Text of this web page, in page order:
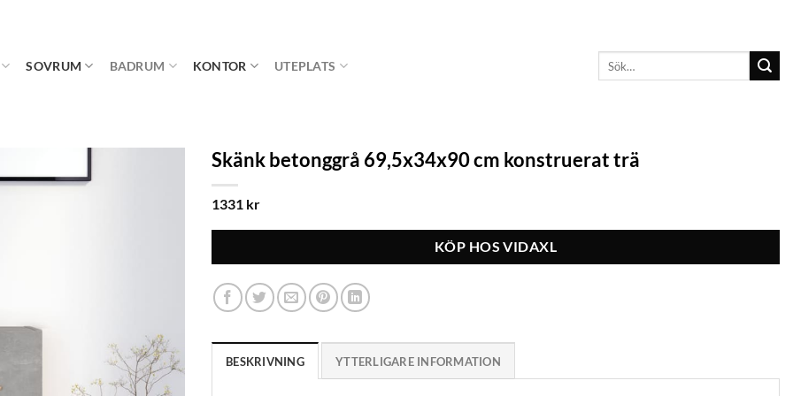
SOVRUM BADRUM KONTOR UTEPLATS
Skänk betonggrå 69,5x34x90 cm konstruerat trä
1331 kr
KÖP HOS VIDAXL
BESKRIVNING YTTERLIGARE INFORMATION